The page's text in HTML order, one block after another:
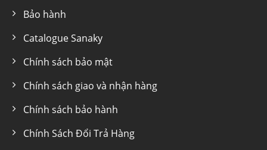
Bảo hành
Catalogue Sanaky
Chính sách bảo mật
Chính sách giao và nhận hàng
Chính sách bảo hành
Chính Sách Đổi Trả Hàng